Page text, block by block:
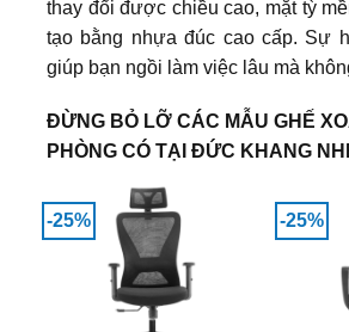
thay đổi được chiều cao, mặt tỳ
tạo bằng nhựa đúc cao cấp. Sự
giúp bạn ngồi làm việc lâu mà
ĐỪNG BỎ LỠ CÁC MẪU GHẾ
PHÒNG CÓ TẠI ĐỨC KHANG
-25% -25%